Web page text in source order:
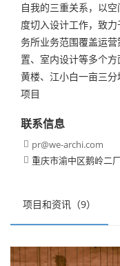
项目和资讯（9）
自我的三重关系，以
度切入设计工作，致
务所业务范围覆盖运
置、室内设计等多个
黄楼、江小白一亩三
项目
联系信息
 pr@we-archi.com
 重庆市渝中区鹅岭二